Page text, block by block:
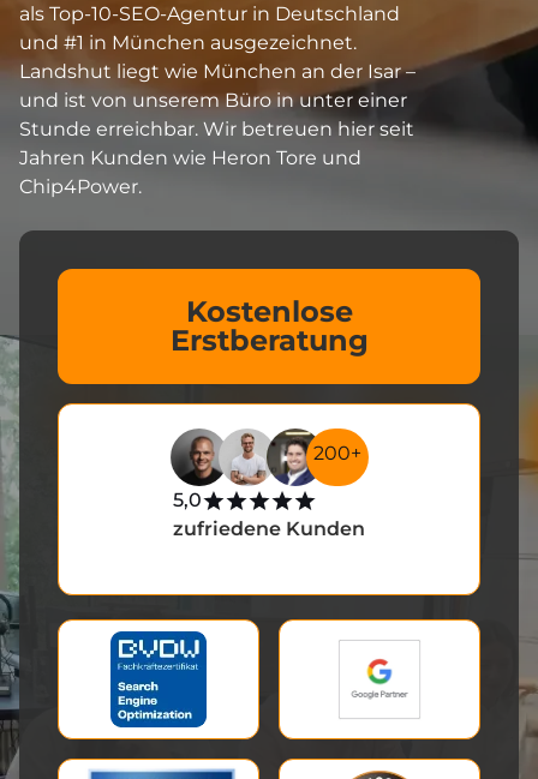
als Top-10-SEO-Agentur in Deutschland
und #1 in München ausgezeichnet.
Landshut liegt wie München an der Isar –
und ist von unserem Büro in unter einer
Stunde erreichbar. Wir betreuen hier seit
Jahren Kunden wie Heron Tore und
Chip4Power.
Kostenlose
Erstberatung
200+
5,0
zufriedene Kunden